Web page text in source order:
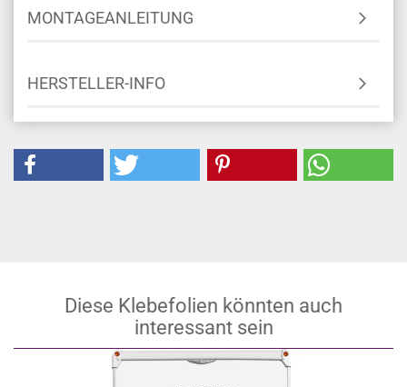
MONTAGEANLEITUNG
HERSTELLER-INFO
Diese Klebefolien könnten auch
interessant sein